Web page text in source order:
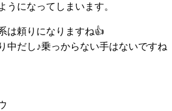
うになってしまいます。
は頼りになりますね👍
中だし♪乗っからない手はないですね